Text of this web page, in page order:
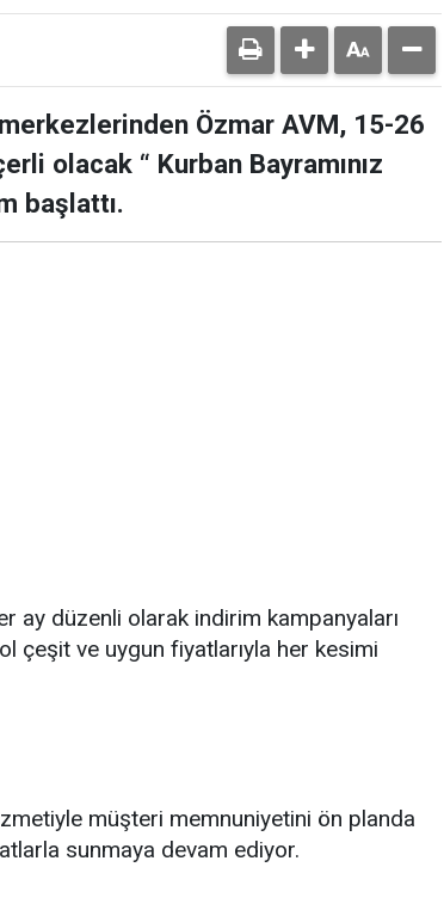
Özmar AVM, 15-26
olacak “ Kurban Bayramınız
başlattı.
ay düzenli olarak indirim kampanyaları
çeşit ve uygun fiyatlarıyla her kesimi
müşteri memnuniyetini ön planda
sunmaya devam ediyor.